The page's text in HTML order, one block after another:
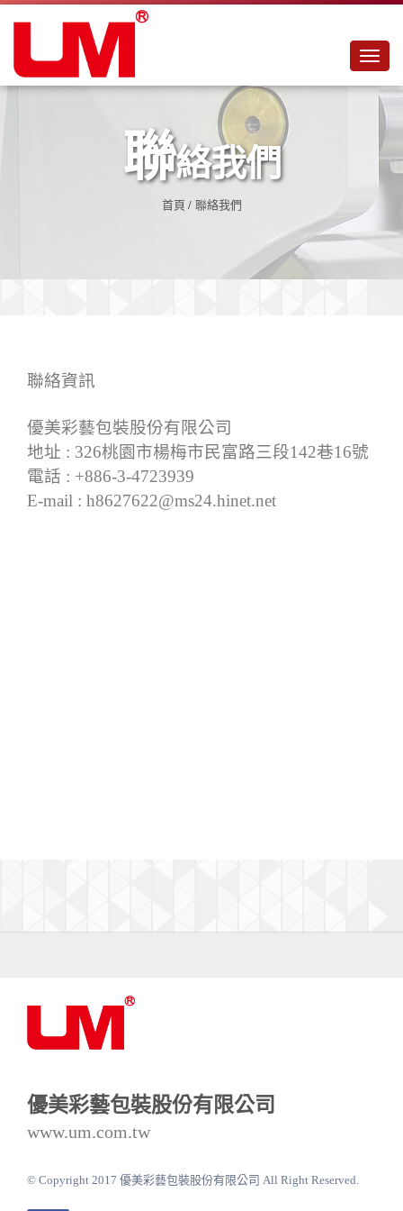
聯絡我們
首頁 / 聯絡我們
聯絡資訊
優美彩藝包裝股份有限公司
地址 : 326桃園市楊梅市民富路三段142巷16號
電話 : +886-3-4723939
E-mail : h8627622@ms24.hinet.net
優美彩藝包裝股份有限公司
www.um.com.tw
© Copyright 2017 優美彩藝包裝股份有限公司 All Right Reserved.